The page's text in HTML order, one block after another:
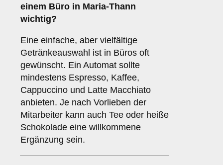
einem Büro in Maria-Thann
wichtig?
Eine einfache, aber vielfältige
Getränkeauswahl ist in Büros oft
gewünscht. Ein Automat sollte
mindestens Espresso, Kaffee,
Cappuccino und Latte Macchiato
anbieten. Je nach Vorlieben der
Mitarbeiter kann auch Tee oder heiße
Schokolade eine willkommene
Ergänzung sein.